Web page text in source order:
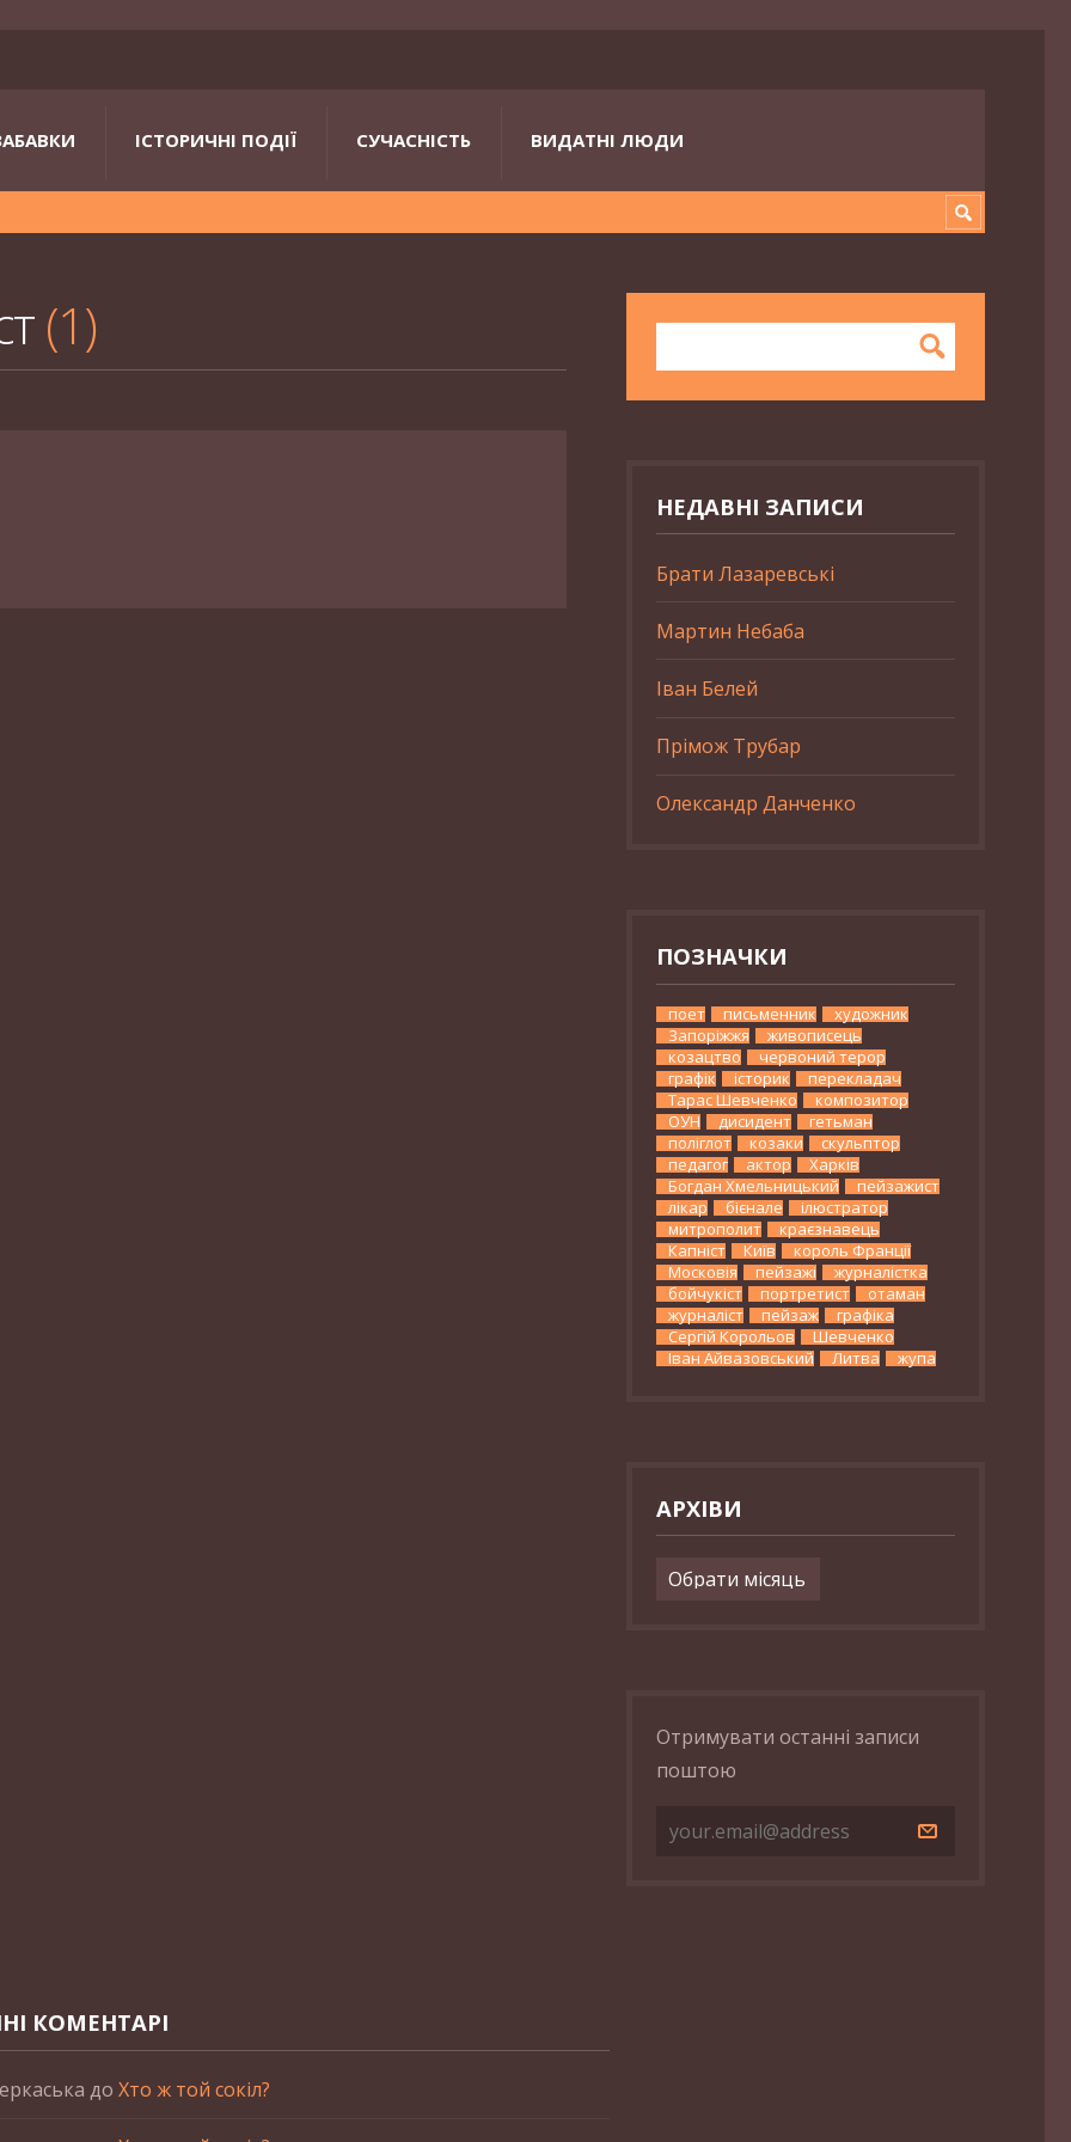
ІСТОРИЧНІ ПОДІЇ СУЧАСНІСТЬ ВИДАТНІ ЛЮДИ
1
НЕДАВНІ ЗАПИСИ
Брати Лазаревські
Мартин Небаба
Іван Белей
Прімож Трубар
Олександр Данченко
ПОЗНАЧКИ
поет письменник
художник
Запоріжжя
живописець
козацтво
червоний терор
графік
історик
перекладач
Тарас Шевченко
композитор
ОУН
дисидент
гетьман
поліглот
козаки
скульптор
педагог
актор
Харків
Богдан Хмельницький
пейзажист
лікар
бієнале
ілюстратор
митрополит
краєзнавець
Капніст
Київ
король Франції
Московія
пейзажі
журналістка
бойчукіст
портретист
отаман
журналіст
пейзаж
графіка
Сергій Корольов
Шевченко
Іван Айвазовський
Литва жупа
АРХІВИ
Архіви
Отримувати останні записи
поштою
КОМЕНТАРІ
до Хто ж той сокіл?